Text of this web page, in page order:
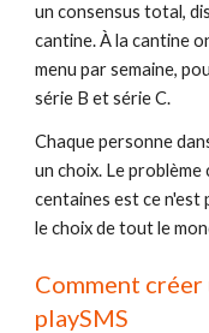
un consensus total,
cantine. À la cantine
menu par semaine,
série B et série C.
Chaque personne
un choix. Le
centaines est ce n'est
le choix de tout le
Comment créer
playSMS